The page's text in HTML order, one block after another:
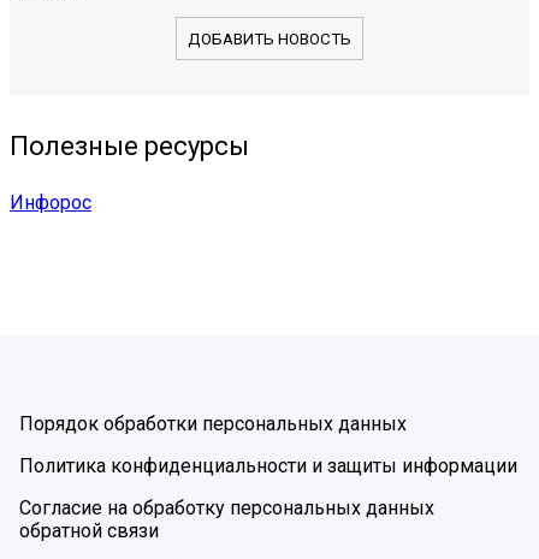
ДОБАВИТЬ НОВОСТЬ
Полезные ресурсы
Инфорос
Порядок обработки персональных данных
Политика конфиденциальности и защиты информации
Согласие на обработку персональных данных
обратной связи